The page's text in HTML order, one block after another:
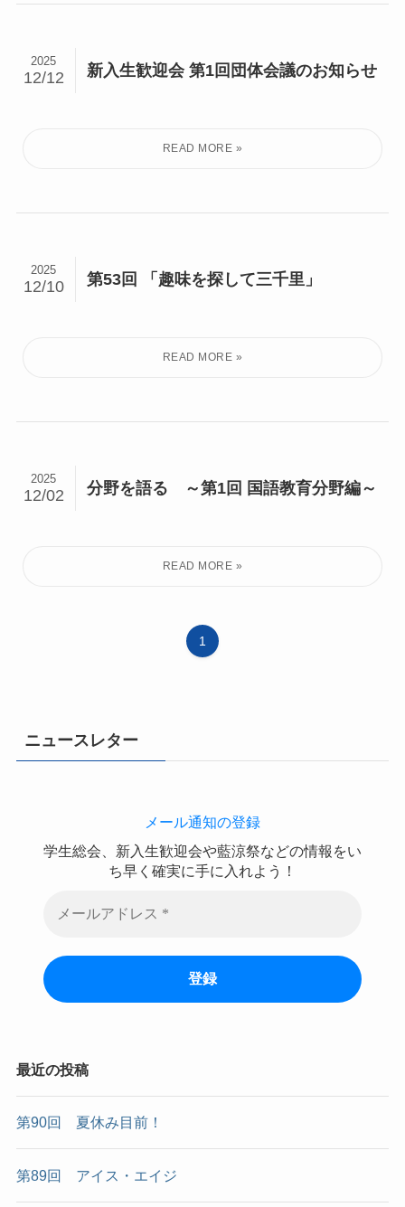
新入生歓迎会 第1回団体会議のお知らせ
2025
12/12
第53回 「趣味を探して三千里」
2025
12/10
分野を語る ～第1回 国語教育分野編～
2025
12/02
1
ニュースレター
メール通知の登録
学生総会、新入生歓迎会や藍涼祭などの情報をい
ち早く確実に手に入れよう！
最近の投稿
第90回 夏休み目前！
第89回 アイス・エイジ